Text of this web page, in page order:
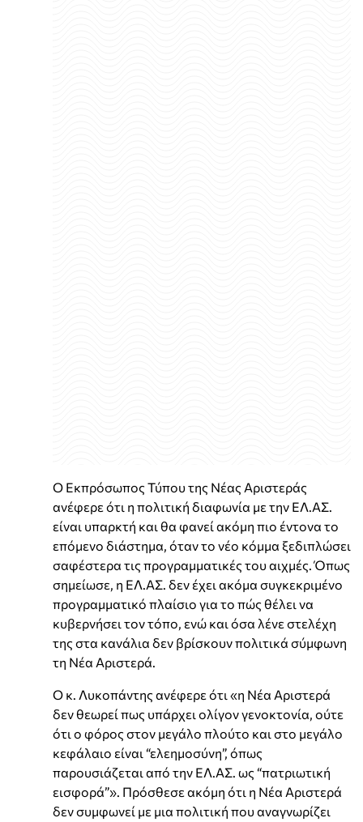
Ο Εκπρόσωπος Τύπου της Νέας Αριστεράς
ανέφερε ότι η πολιτική διαφωνία με την ΕΛ.ΑΣ.
είναι υπαρκτή και θα φανεί ακόμη πιο έντονα το
επόμενο διάστημα, όταν το νέο κόμμα ξεδιπλώσει
σαφέστερα τις προγραμματικές του αιχμές. Όπως
σημείωσε, η ΕΛ.ΑΣ. δεν έχει ακόμα συγκεκριμένο
προγραμματικό πλαίσιο για το πώς θέλει να
κυβερνήσει τον τόπο, ενώ και όσα λένε στελέχη
της στα κανάλια δεν βρίσκουν πολιτικά σύμφωνη
τη Νέα Αριστερά.
Ο κ. Λυκοπάντης ανέφερε ότι «η Νέα Αριστερά
δεν θεωρεί πως υπάρχει ολίγον γενοκτονία, ούτε
ότι ο φόρος στον μεγάλο πλούτο και στο μεγάλο
κεφάλαιο είναι “ελεημοσύνη”, όπως
παρουσιάζεται από την ΕΛ.ΑΣ. ως “πατριωτική
εισφορά”». Πρόσθεσε ακόμη ότι η Νέα Αριστερά
δεν συμφωνεί με μια πολιτική που αναγνωρίζει